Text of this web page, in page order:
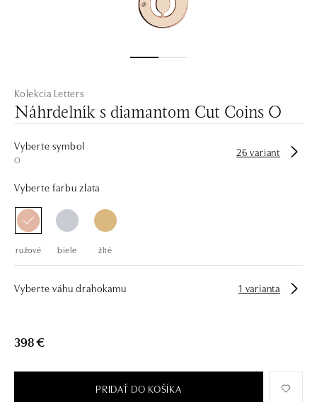
Kolekcia Letters
Náhrdelník s diamantom Cut Coins O
Vyberte symbol
O
26 variant
Vyberte farbu zlata
ružové biele žlté
Vyberte váhu drahokamu 1 varianta
398 €
PRIDAŤ DO KOŠÍKA